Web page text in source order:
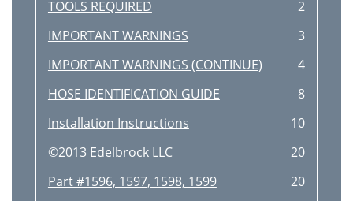
TOOLS REQUIRED
2
IMPORTANT WARNINGS
3
IMPORTANT WARNINGS (CONTINUE)
4
HOSE IDENTIFICATION GUIDE
8
Installation Instructions
10
©2013 Edelbrock LLC
20
Part #1596, 1597, 1598, 1599
20